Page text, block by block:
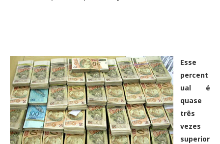
Esse
percent
ual é
quase
três
vezes
superior